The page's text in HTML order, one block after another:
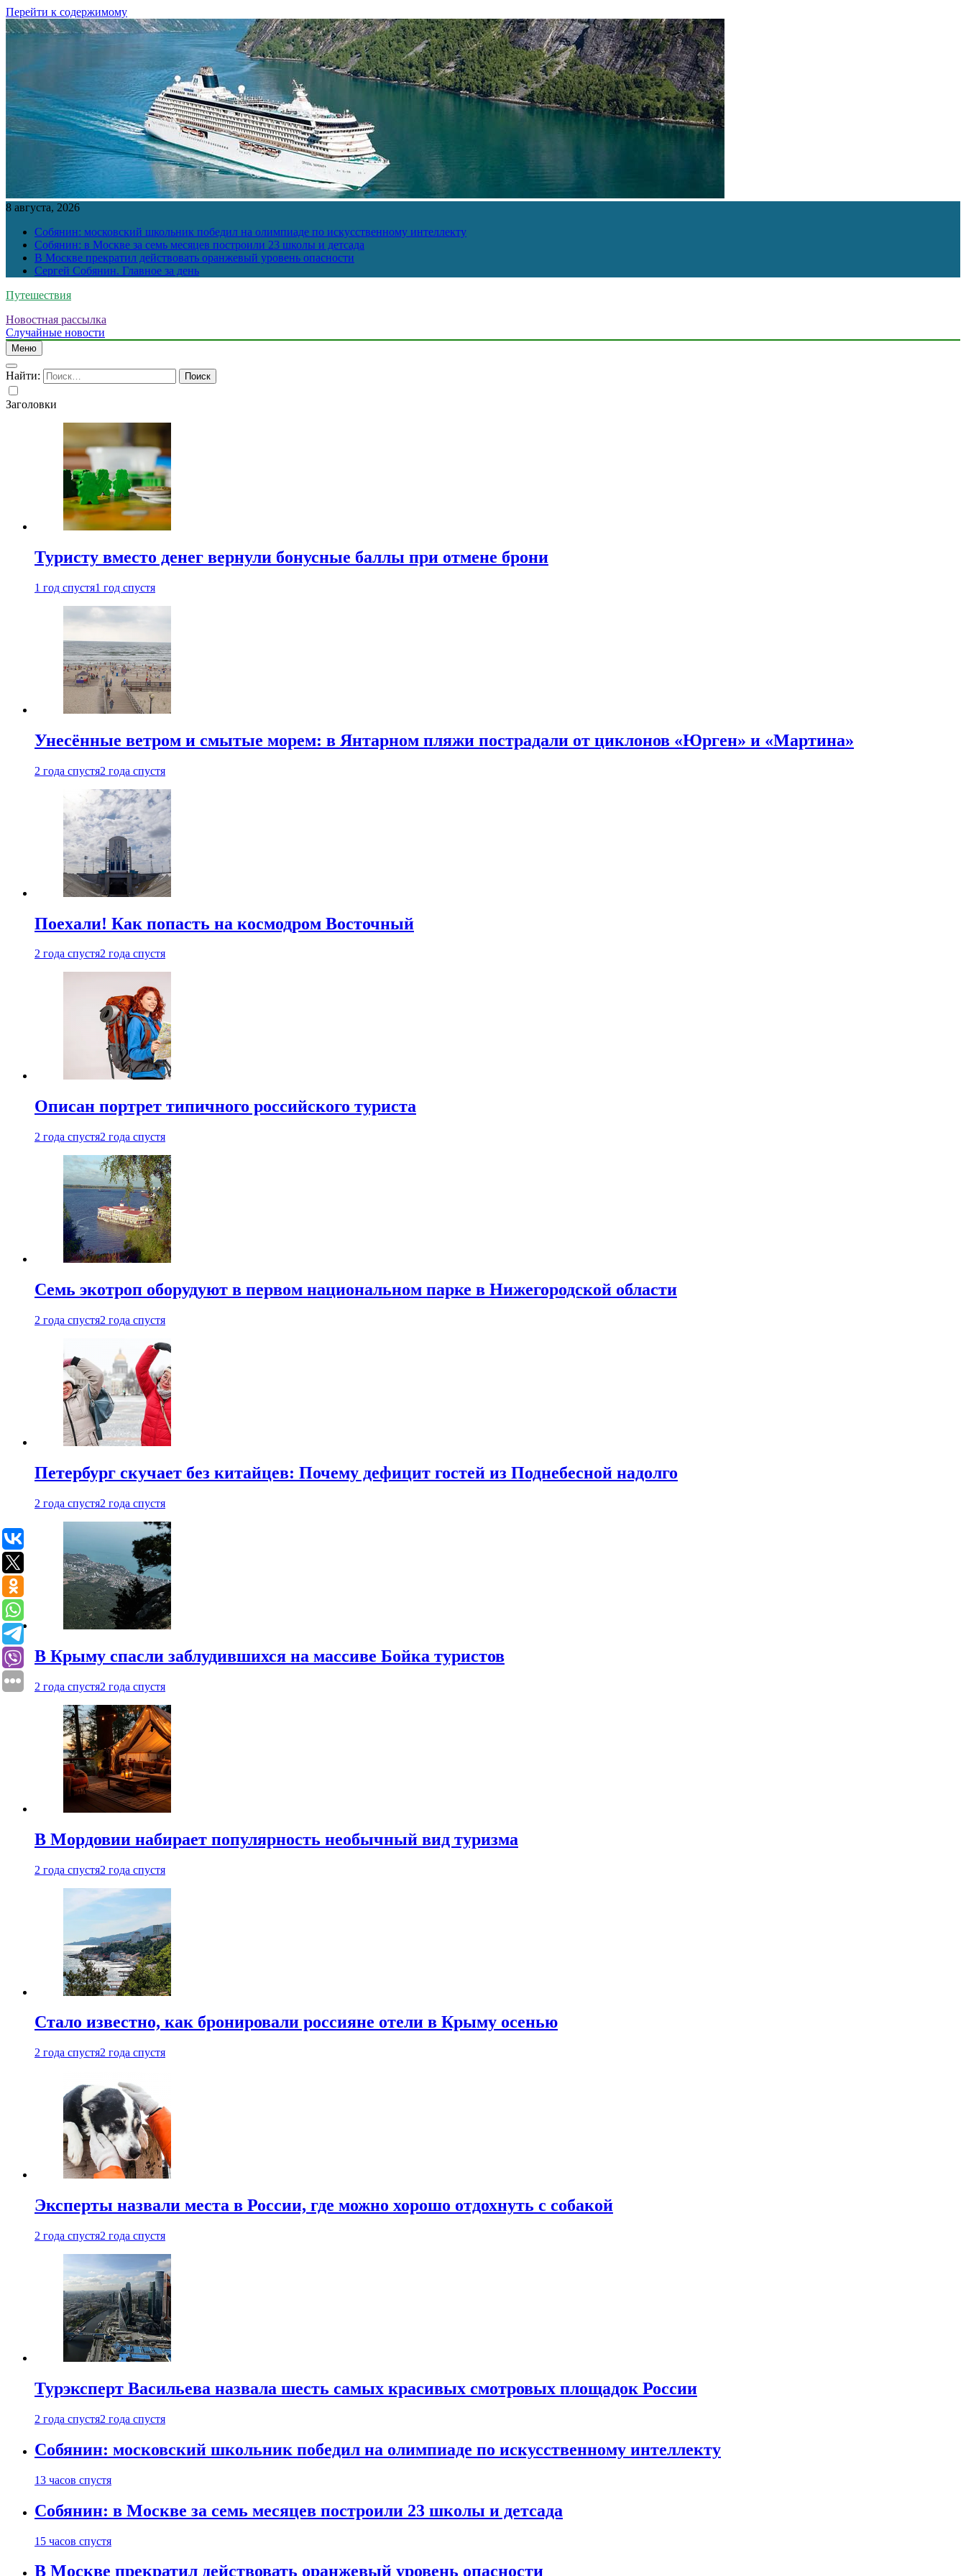
Перейти к содержимому
8 августа, 2026
Собянин: московский школьник победил на олимпиаде по искусственному интеллекту
Собянин: в Москве за семь месяцев построили 23 школы и детсада
В Москве прекратил действовать оранжевый уровень опасности
Сергей Собянин. Главное за день
Путешествия
Новостная рассылка
Случайные новости
Меню
Найти:
Заголовки
Туристу вместо денег вернули бонусные баллы при отмене брони
1 год спустя1 год спустя
Унесённые ветром и смытые морем: в Янтарном пляжи пострадали от циклонов «Юрген» и «Мартина»
2 года спустя2 года спустя
Поехали! Как попасть на космодром Восточный
2 года спустя2 года спустя
Описан портрет типичного российского туриста
2 года спустя2 года спустя
Семь экотроп оборудуют в первом национальном парке в Нижегородской области
2 года спустя2 года спустя
Петербург скучает без китайцев: Почему дефицит гостей из Поднебесной надолго
2 года спустя2 года спустя
В Крыму спасли заблудившихся на массиве Бойка туристов
2 года спустя2 года спустя
В Мордовии набирает популярность необычный вид туризма
2 года спустя2 года спустя
Стало известно, как бронировали россияне отели в Крыму осенью
2 года спустя2 года спустя
Эксперты назвали места в России, где можно хорошо отдохнуть с собакой
2 года спустя2 года спустя
Турэксперт Васильева назвала шесть самых красивых смотровых площадок России
2 года спустя2 года спустя
Собянин: московский школьник победил на олимпиаде по искусственному интеллекту
13 часов спустя
Собянин: в Москве за семь месяцев построили 23 школы и детсада
15 часов спустя
В Москве прекратил действовать оранжевый уровень опасности